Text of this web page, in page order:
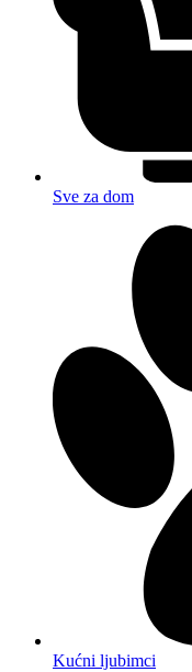
Sve za dom
Kućni ljubimci